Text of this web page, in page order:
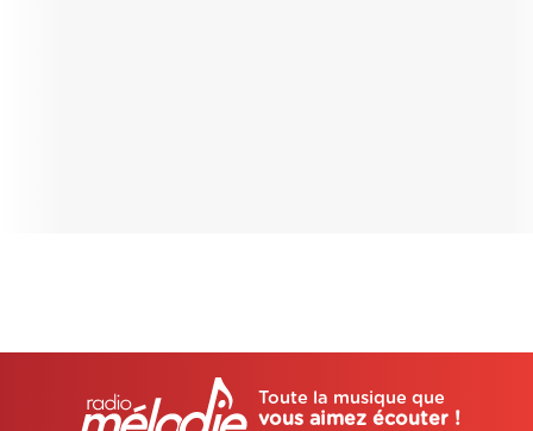
Toute la musique que
vous aimez écouter !